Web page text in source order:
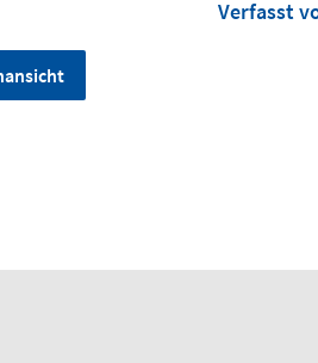
Verfasst